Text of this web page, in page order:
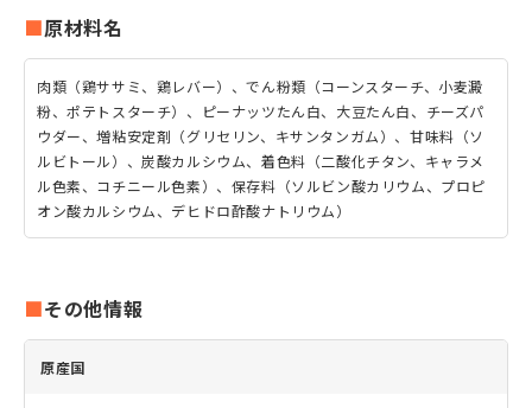
原材料名
肉類（鶏ササミ、鶏レバー）、でん粉類（コーンスターチ、小麦澱
粉、ポテトスターチ）、ピーナッツたん白、大豆たん白、チーズパ
ウダー、増粘安定剤（グリセリン、キサンタンガム）、甘味料（ソ
ルビトール）、炭酸カルシウム、着色料（二酸化チタン、キャラメ
ル色素、コチニール色素）、保存料（ソルビン酸カリウム、プロピ
オン酸カルシウム、デヒドロ酢酸ナトリウム）
その他情報
原産国